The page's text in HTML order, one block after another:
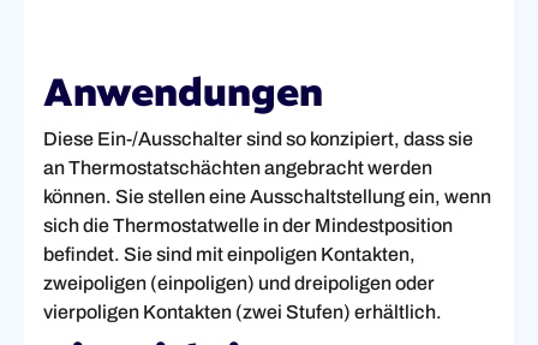
Anwendungen
Diese Ein-/Ausschalter sind so konzipiert, dass sie
an Thermostatschächten angebracht werden
können. Sie stellen eine Ausschaltstellung ein, wenn
sich die Thermostatwelle in der Mindestposition
befindet. Sie sind mit einpoligen Kontakten,
zweipoligen (einpoligen) und dreipoligen oder
vierpoligen Kontakten (zwei Stufen) erhältlich.